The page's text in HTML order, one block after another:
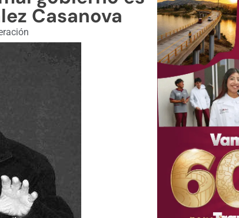
Casanova